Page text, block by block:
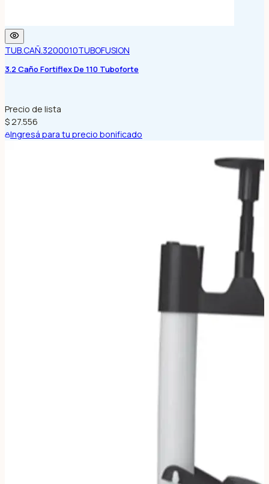
TUB.CAÑ.3200010TUBOFUSION
3.2 Caño Fortiflex De 110 Tuboforte
Precio de lista
$ 27.556
Ingresá para tu precio bonificado